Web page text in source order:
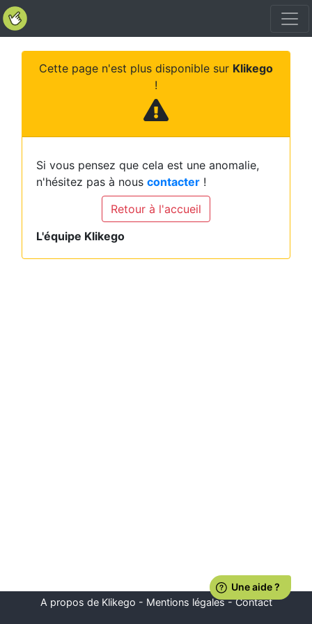
Cette page n'est plus disponible sur Klikego
!
Si vous pensez que cela est une anomalie,
n'hésitez pas à nous contacter !
Retour à l'accueil
L'équipe Klikego
A propos de Klikego - Mentions légales-Contact